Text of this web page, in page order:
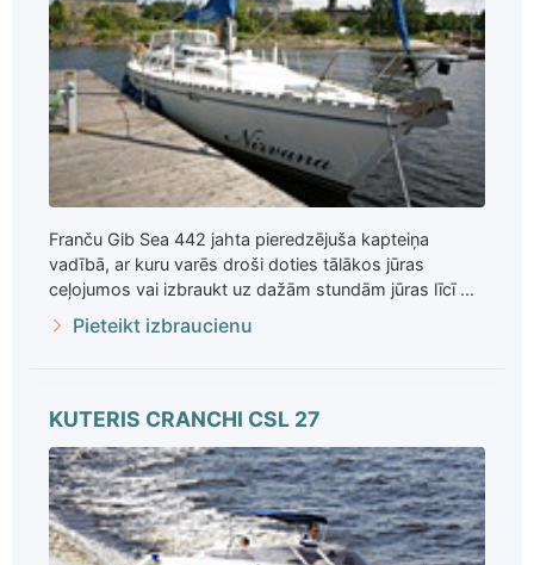
Franču Gib Sea 442 jahta pieredzējuša kapteiņa
vadībā, ar kuru varēs droši doties tālākos jūras
ceļojumos vai izbraukt uz dažām stundām jūras līcī ...
Pieteikt izbraucienu
KUTERIS CRANCHI CSL 27